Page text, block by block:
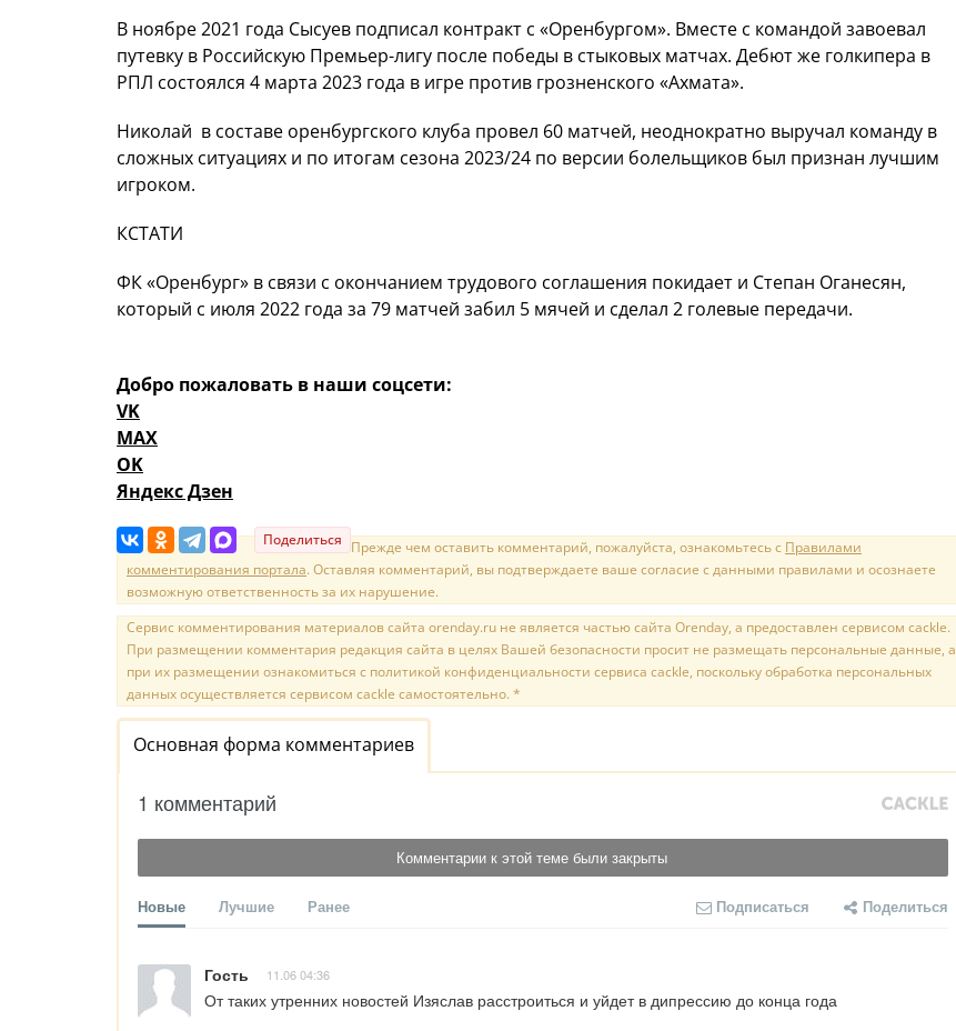
В ноябре 2021 года Сысуев подписал контракт с «Оренбургом». Вместе с командой завоевал
путевку в Российскую Премьер-лигу после победы в стыковых матчах. Дебют же голкипера в
РПЛ состоялся 4 марта 2023 года в игре против грозненского «Ахмата».
Николай в составе оренбургского клуба провел 60 матчей, неоднократно выручал команду в
сложных ситуациях и по итогам сезона 2023/24 по версии болельщиков был признан лучшим
игроком.
КСТАТИ
ФК «Оренбург» в связи с окончанием трудового соглашения покидает и Степан Оганесян,
который с июля 2022 года за 79 матчей забил 5 мячей и сделал 2 голевые передачи.
Добро пожаловать в наши соцсети:
VK
MAX
OK
Яндекс Дзен
Поделиться Прежде чем оставить комментарий, пожалуйста, ознакомьтесь с Правилами
комментирования портала. Оставляя комментарий, вы подтверждаете ваше согласие с данными правилами и осознаете
возможную ответственность за их нарушение.
Сервис комментирования материалов сайта orenday.ru не является частью сайта Orenday, а предоставлен сервисом cackle.
При размещении комментария редакция сайта в целях Вашей безопасности просит не размещать персональные данные, а
при их размещении ознакомиться с политикой конфиденциальности сервиса cackle, поскольку обработка персональных
данных осуществляется сервисом cackle самостоятельно. *
Основная форма комментариев
1 комментарий
Комментарии к этой теме были закрыты
Новые Лучшие Ранее Подписаться Поделиться
Гость 11.06 04:36
От таких утренних новостей Изяслав расстроиться и уйдет в дипрессию до конца года